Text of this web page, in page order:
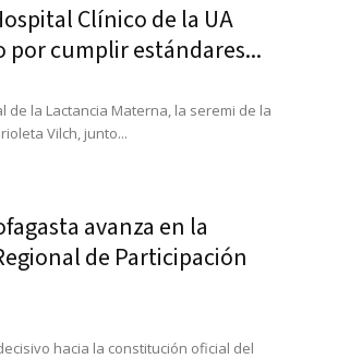
Clínico de la UA
cumplir estándares...
de la Lactancia Materna, la seremi de la
Vilch, junto...
avanza en la
de Participación
hacia la constitución oficial del